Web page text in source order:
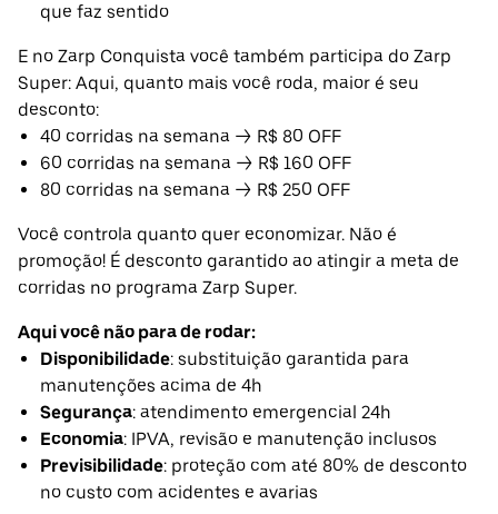
que faz sentido
E no Zarp Conquista você também participa do Zarp
Super: Aqui, quanto mais você roda, maior é seu
desconto:
40 corridas na semana → R$ 80 OFF
60 corridas na semana → R$ 160 OFF
80 corridas na semana → R$ 250 OFF
Você controla quanto quer economizar. Não é
promoção! É desconto garantido ao atingir a meta de
corridas no programa Zarp Super.
Aqui você não para de rodar:
Disponibilidade: substituição garantida para
manutenções acima de 4h
Segurança: atendimento emergencial 24h
Economia: IPVA, revisão e manutenção inclusos
Previsibilidade: proteção com até 80% de desconto
no custo com acidentes e avarias